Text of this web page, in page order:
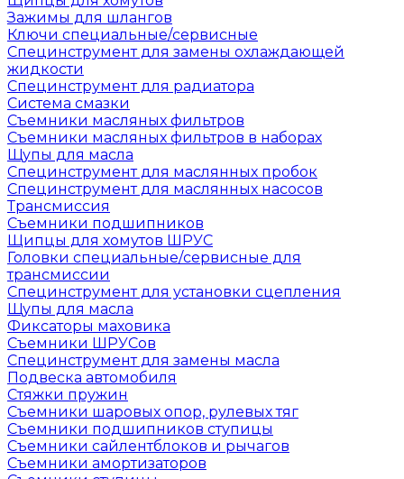
Зажимы для шлангов
Ключи специальные/сервисные
Специнструмент для замены охлаждающей
жидкости
Специнструмент для радиатора
Система смазки
Съемники масляных фильтров
Съемники масляных фильтров в наборах
Щупы для масла
Специнструмент для маслянных пробок
Специнструмент для маслянных насосов
Трансмиссия
Съемники подшипников
Щипцы для хомутов ШРУС
Головки специальные/сервисные для
трансмиссии
Специнструмент для установки сцепления
Щупы для масла
Фиксаторы маховика
Съемники ШРУСов
Специнструмент для замены масла
Подвеска автомобиля
Стяжки пружин
Съемники шаровых опор, рулевых тяг
Съемники подшипников ступицы
Съемники сайлентблоков и рычагов
Съемники амортизаторов